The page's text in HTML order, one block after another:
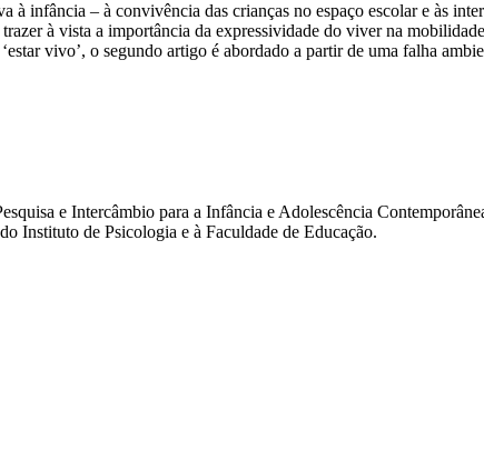
à infância – à convivência das crianças no espaço escolar e às
à vista a importância da expressividade do viver na
vivo’, o segundo artigo é abordado a partir de uma falha
e Intercâmbio para a Infância e Adolescência
Instituto de Psicologia e à Faculdade de Educação.